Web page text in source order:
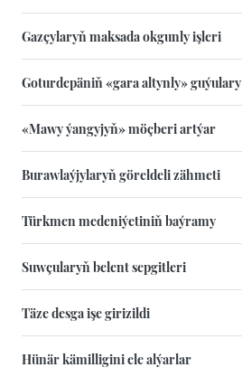
Gazçylaryň maksada okgunly işleri
Goturdepäniň «gara altynly» guýulary
«Mawy ýangyjyň» möçberi artýar
Burawlaýjylaryň göreldeli zähmeti
Türkmen medeniýetiniň baýramy
Suwçularyň belent sepgitleri
Täze desga işe girizildi
Hünär kämilligini ele alýarlar